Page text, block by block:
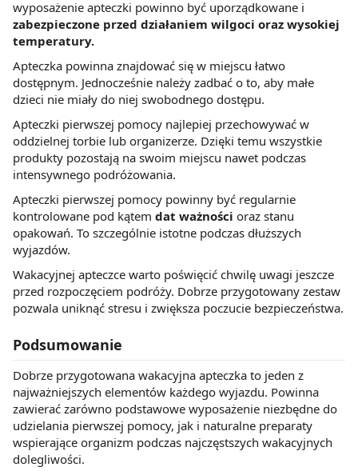
wyposażenie apteczki powinno być uporządkowane i
zabezpieczone przed działaniem wilgoci oraz wysokiej
temperatury.
Apteczka powinna znajdować się w miejscu łatwo
dostępnym. Jednocześnie należy zadbać o to, aby małe
dzieci nie miały do niej swobodnego dostępu.
Apteczki pierwszej pomocy najlepiej przechowywać w
oddzielnej torbie lub organizerze. Dzięki temu wszystkie
produkty pozostają na swoim miejscu nawet podczas
intensywnego podróżowania.
Apteczki pierwszej pomocy powinny być regularnie
kontrolowane pod kątem dat ważności oraz stanu
opakowań. To szczególnie istotne podczas dłuższych
wyjazdów.
Wakacyjnej apteczce warto poświęcić chwilę uwagi jeszcze
przed rozpoczęciem podróży. Dobrze przygotowany zestaw
pozwala uniknąć stresu i zwiększa poczucie bezpieczeństwa.
Podsumowanie
Dobrze przygotowana wakacyjna apteczka to jeden z
najważniejszych elementów każdego wyjazdu. Powinna
zawierać zarówno podstawowe wyposażenie niezbędne do
udzielania pierwszej pomocy, jak i naturalne preparaty
wspierające organizm podczas najczęstszych wakacyjnych
dolegliwości.